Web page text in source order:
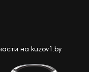
на kuzov1.by